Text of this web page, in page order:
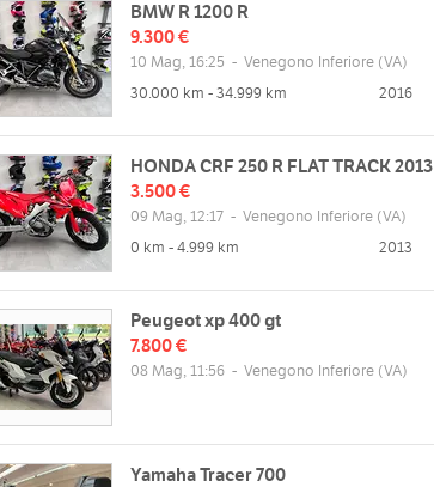
BMW R 1200 R
9.300 €
10 Mag, 16:25 - Venegono Inferiore (VA)
30.000 km - 34.999 km
2016
HONDA CRF 250 R FLAT TRACK 2013
3.500 €
09 Mag, 12:17 - Venegono Inferiore (VA)
0 km - 4.999 km
2013
Peugeot xp 400 gt
7.800 €
08 Mag, 11:56 - Venegono Inferiore (VA)
Yamaha Tracer 700